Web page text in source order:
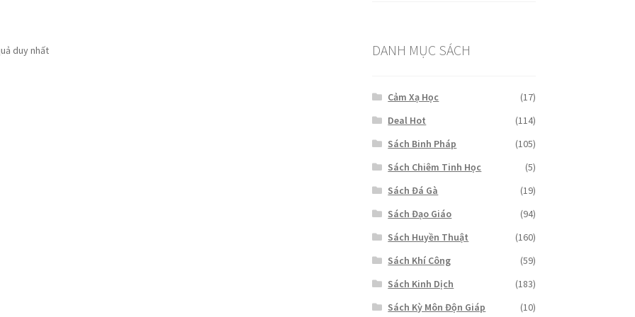
duy nhất DANH MỤC SÁCH
Cảm Xạ Học
(17)
Deal Hot
(114)
Sách Binh Pháp
(105)
Sách Chiêm Tinh Học
(5)
Sách Đá Gà
(19)
Sách Đạo Giáo
(94)
Sách Huyền Thuật
(160)
Sách Khí Công
(59)
Sách Kinh Dịch
(183)
Sách Kỳ Môn Độn Giáp
(10)